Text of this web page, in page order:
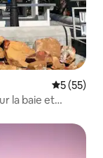
5 (55)
la baie et